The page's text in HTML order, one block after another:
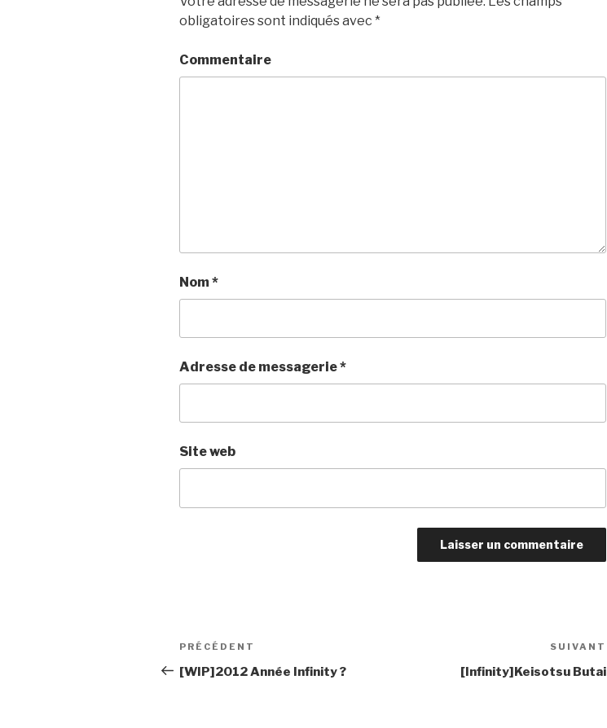
obligatoires sont indiqués avec *
Commentaire
Nom*
Adresse de messagerie*
Site web
Navigation
de
Article
précédent
PRÉCÉDENT
[WIP]2012 Année Infinity ?
SUIVANT
[Infinity]Keisotsu Butai